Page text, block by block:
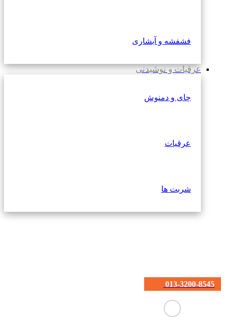
فشفشه و آبشاری
عرقیات و نوشیدنی
چای و دمنوش
عرقیات
شربت ها
013-3200-8545